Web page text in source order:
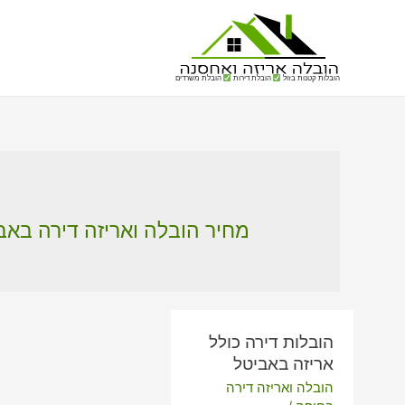
הובלות קטנות בזול הובלת דירות הובלת משרדים
מחיר הובלה ואריזה דירה
הובלות דירה כולל
אריזה באביטל
הובלה ואריזה דירה